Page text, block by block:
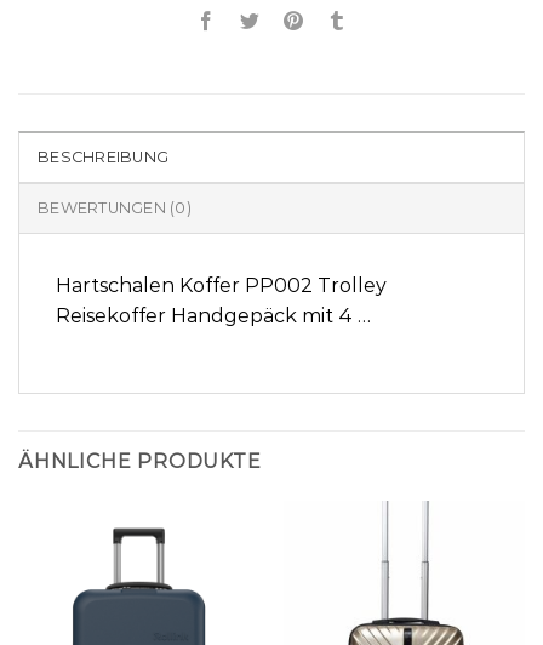
BESCHREIBUNG
BEWERTUNGEN (0)
Hartschalen Koffer PP002 Trolley
Reisekoffer Handgepäck mit 4 …
ÄHNLICHE PRODUKTE